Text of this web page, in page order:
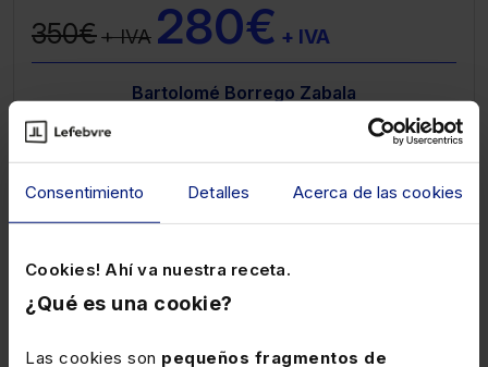
Consentimiento Detalles Acerca de las cookies
Cookies! Ahí va nuestra receta.
¿Qué es una cookie?
Las cookies son pequeños fragmentos de
350€+ IVA 280€ + IVA
Bartolomé Borrego Zabala